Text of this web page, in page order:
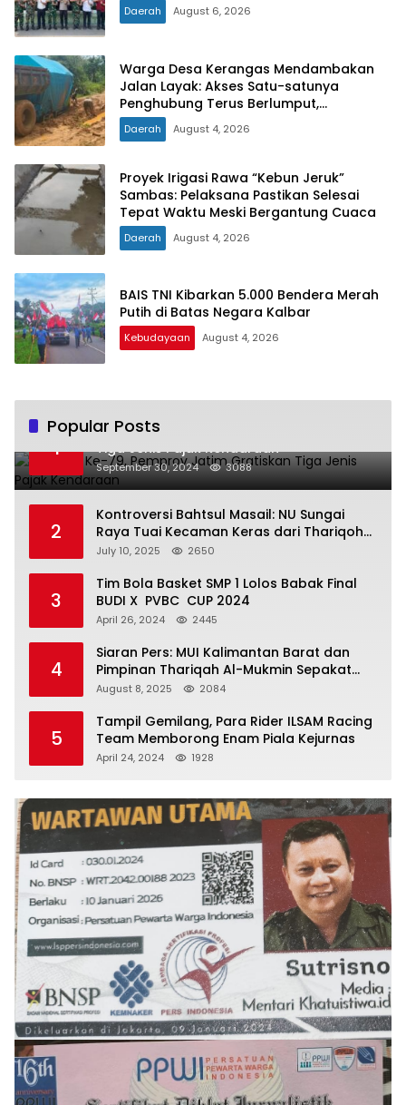
Daerah August 6, 2026
Warga Desa Kerangas Mendambakan
Jalan Layak: Akses Satu-satunya
Penghubung Terus Berlumput,
Menghambat Ekonomi dan Pelayanan
Kesehatan
Daerah August 4, 2026
Proyek Irigasi Rawa “Kebun Jeruk”
Sambas: Pelaksana Pastikan Selesai
Tepat Waktu Meski Bergantung Cuaca
Daerah August 4, 2026
BAIS TNI Kibarkan 5.000 Bendera Merah
Putih di Batas Negara Kalbar
Kebudayaan August 4, 2026
Popular Posts
1
Hari Jadi Ke-79, Pemprov Jatim Gratiskan
Tiga Jenis Pajak Kendaraan
September 30, 2024 3088
2
Kontroversi Bahtsul Masail: NU Sungai
Raya Tuai Kecaman Keras dari Thariqoh
Al Mu’min
July 10, 2025 2650
3
Tim Bola Basket SMP 1 Lolos Babak Final
BUDI X PVBC CUP 2024
April 26, 2024 2445
4
Siaran Pers: MUI Kalimantan Barat dan
Pimpinan Thariqah Al-Mukmin Sepakat
Jaga Umat
August 8, 2025 2084
5
Tampil Gemilang, Para Rider ILSAM Racing
Team Memborong Enam Piala Kejurnas
April 24, 2024 1928